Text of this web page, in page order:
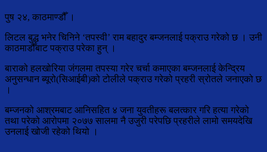
पुष २४, काठमाण्डौँ ।
लिटल बुद्ध भनेर चिनिने ‘तपस्वी’ राम बहादुर बम्जनलाई पक्राउ गरेको छ । उनी
काठमाडौँबाट पक्राउ परेका हुन् ।
बाराको हलखोरिया जंगलमा तपस्या गरेर चर्चा कमाएका बम्जनलाई केन्द्रिय
अनुसन्धान ब्यूरो(सिआईबी)को टोलीले पक्राउ गरेको प्रहरी स्रोतले जनाएको छ
।
बम्जनको आश्रमबाट आनिसहित ४ जना युवतीहरू बलत्कार गरि हत्या गरेको
तथा परेको आरोपमा २०७७ सालमा नै उजुरी परेपछि प्रहरीले लामो समयदेखि
उनलाई खोजी रहेको थियो ।